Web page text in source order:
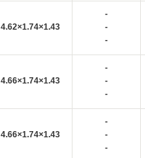
4.62×1.74×1.43
-
-
-
4.66×1.74×1.43
-
-
-
4.66×1.74×1.43
-
-
-